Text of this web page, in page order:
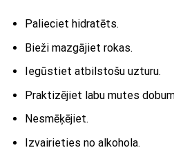
Palieciet hidratēts.
Bieži mazgājiet rokas.
Iegūstiet atbilstošu uzturu.
Praktizējiet labu mutes
Nesmēķējiet.
Izvairieties no alkohola.